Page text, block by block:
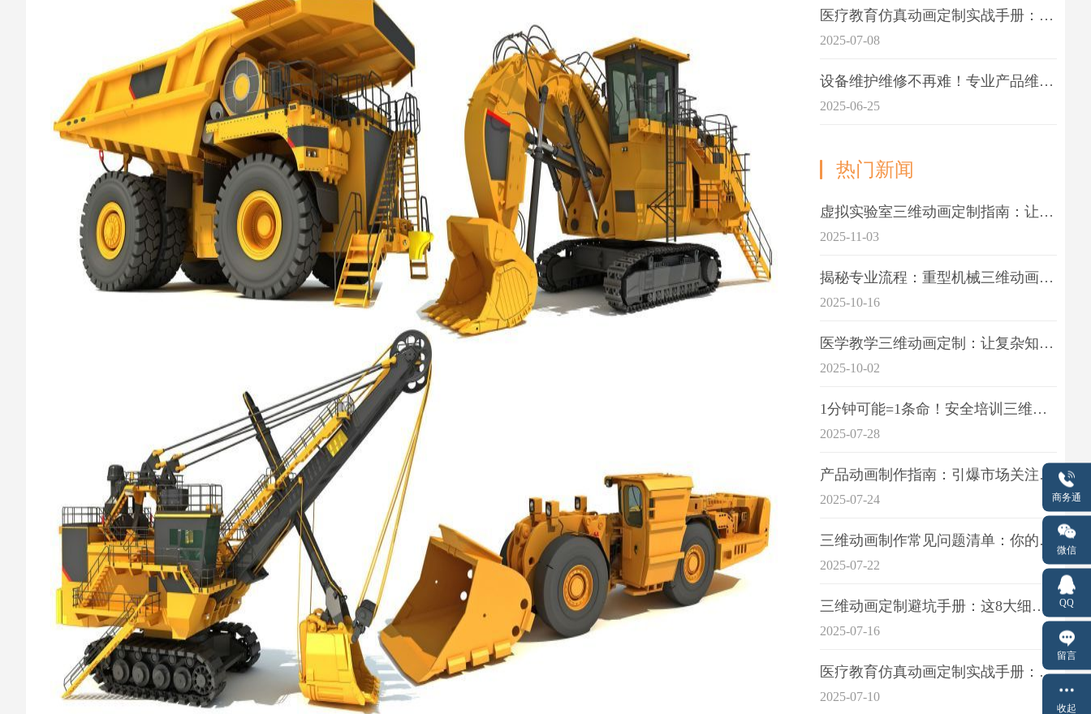
医疗教育仿真动画定制实战手册：解决传统教学的7大痛点
2025-07-08
设备维护维修不再难！专业产品维护三维动画演示定制指南
2025-06-25
热门新闻
虚拟实验室三维动画定制指南：让科学教学更生动
2025-11-03
揭秘专业流程：重型机械三维动画制作的5大关键步骤
2025-10-16
医学教学三维动画定制：让复杂知识一目了
2025-10-02
1分钟可能=1条命！安全培训三维动画制作成本效益深度拆解
2025-07-28
产品动画制作指南：引爆市场关注的视觉引擎
2025-07-24
三维动画制作常见问题清单：你的项目是否踩中这6大技术雷区？
2025-07-22
三维动画定制避坑手册：这8大细节重点关注
2025-07-16
医疗教育仿真动画定制实战手册：击破传统医学教育7大痛点
2025-07-10
商务通
微信
QQ
留言
收起